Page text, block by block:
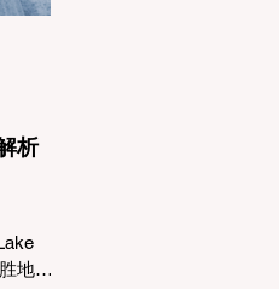
析
地。